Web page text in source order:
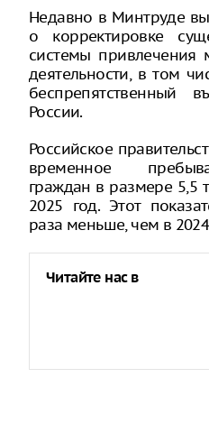
Недавно в Минтруде
о корректировке
системы привлечения
деятельности, в том
беспрепятственный
России.
Российское
временное
граждан в размере 5,5
2025 год. Этот
раза меньше, чем в 2024
Читайте нас в